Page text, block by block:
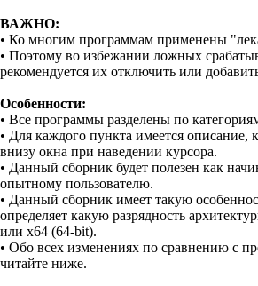
ВАЖНО:
• Ко многим программам применены
• Поэтому во избежании ложных
рекомендуется их отключить или
Особенности:
• Все программы разделены по
• Для каждого пункта имеется описание,
внизу окна при наведении курсора.
• Данный сборник будет полезен как
опытному пользователю.
• Данный сборник имеет такую
определяет какую разрядность
или x64 (64-bit).
• Обо всех изменениях по сравнению с
читайте ниже.